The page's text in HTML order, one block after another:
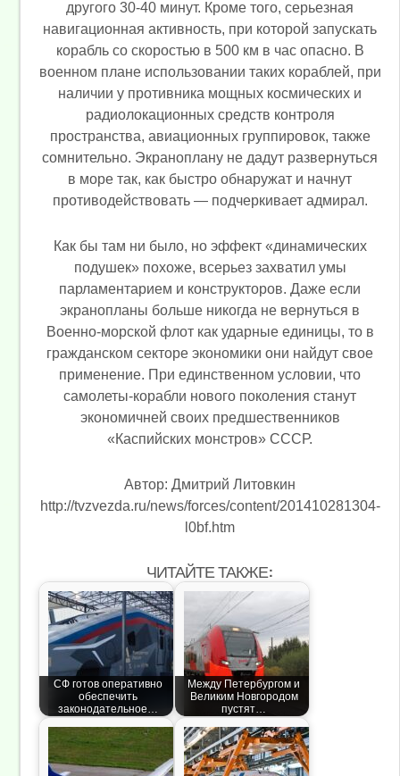
другого 30-40 минут. Кроме того, серьезная
навигационная активность, при которой запускать
корабль со скоростью в 500 км в час опасно. В
военном плане использовании таких кораблей, при
наличии у противника мощных космических и
радиолокационных средств контроля
пространства, авиационных группировок, также
сомнительно. Экраноплану не дадут развернуться
в море так, как быстро обнаружат и начнут
противодействовать — подчеркивает адмирал.
Как бы там ни было, но эффект «динамических
подушек» похоже, всерьез захватил умы
парламентарием и конструкторов. Даже если
экранопланы больше никогда не вернуться в
Военно-морской флот как ударные единицы, то в
гражданском секторе экономики они найдут свое
применение. При единственном условии, что
самолеты-корабли нового поколения станут
экономичней своих предшественников
«Каспийских монстров» СССР.
Автор: Дмитрий Литовкин
http://tvzvezda.ru/news/forces/content/201410281304-
l0bf.htm
ЧИТАЙТЕ ТАКЖЕ:
СФ готов оперативно
обеспечить
законодательное…
Между Петербургом и
Великим Новгородом
пустят…